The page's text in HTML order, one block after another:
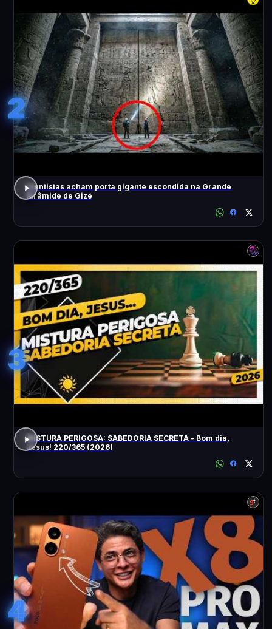
2
Cientistas acham porta gigante escondida na Grande
Pirâmide de Gizé
3
MISTURA PERIGOSA: SABEDORIA SECRETA - Bom dia,
Jesus! 220/365 (2026)
4